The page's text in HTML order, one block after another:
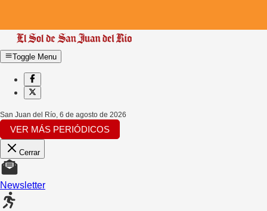
Toggle Menu
San Juan del Río, 6 de agosto de 2026
VER MÁS PERIÓDICOS
Cerrar
Newsletter